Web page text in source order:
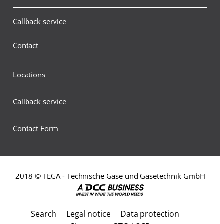
Callback service
Contact
Locations
Callback service
Contact Form
2018 © TEGA - Technische Gase und Gasetechnik GmbH
Search Legal notice
Data protection